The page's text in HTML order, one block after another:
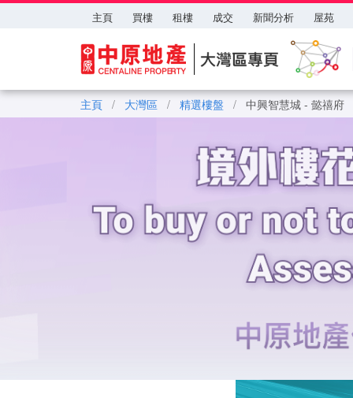
主頁 買樓 租樓 成交 新聞分析 屋苑
主頁 / 大灣區 / 精選樓盤 / 中興智慧城 - 懿禧府